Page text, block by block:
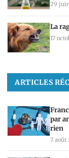
29
La
17
ARTICLES
par
rien
7 août